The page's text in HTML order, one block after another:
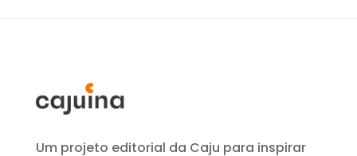
Um projeto editorial da Caju para inspirar